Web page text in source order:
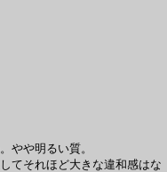
やや明るい質。
てそれほど大きな違和感はな